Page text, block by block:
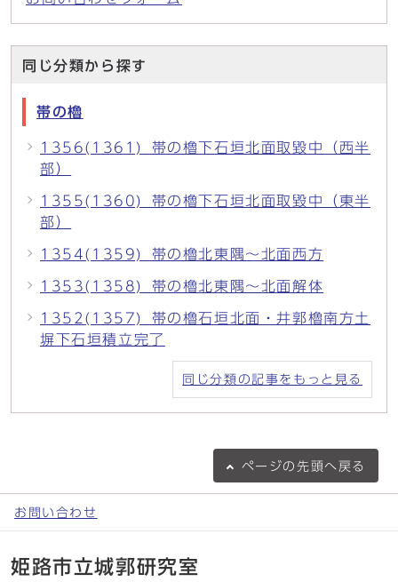
同じ分類から探す
帯の櫓
1356(1361)_帯の櫓下石垣北面取毀中（西半
部）
1355(1360)_帯の櫓下石垣北面取毀中（東半
部）
1354(1359)_帯の櫓北東隅～北面西方
1353(1358)_帯の櫓北東隅～北面解体
1352(1357)_帯の櫓石垣北面・井郭櫓南方土
塀下石垣積立完了
同じ分類の記事をもっと見る
ページの 先頭へ戻る
お問い合わせ
姫路市立城郭研究室